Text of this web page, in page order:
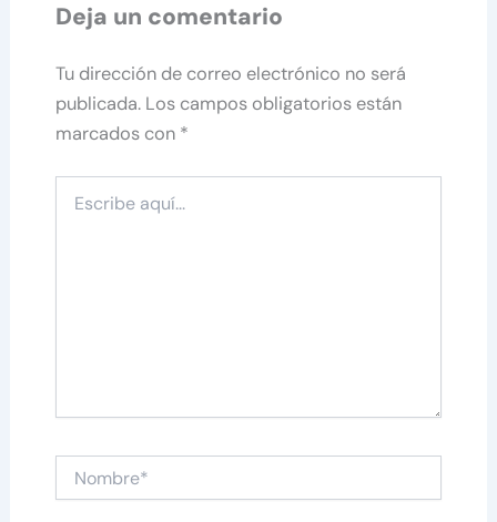
Deja un comentario
Tu dirección de correo electrónico no será
publicada. Los campos obligatorios están
marcados con *
aquí...